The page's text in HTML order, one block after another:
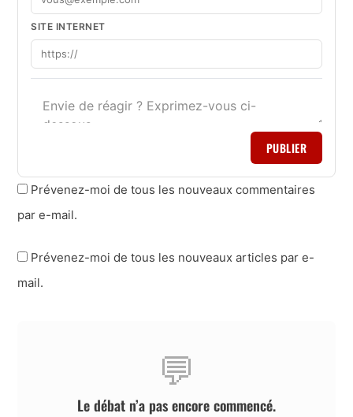
SITE INTERNET
PUBLIER
Prévenez-moi de tous les nouveaux commentaires
par e-mail.
Prévenez-moi de tous les nouveaux articles par e-
mail.
💬
Le débat n’a pas encore commencé.